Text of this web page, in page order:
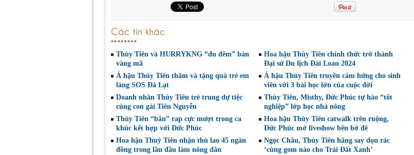
Các tin khác
Thùy Tiên và HURRYKNG “đu đêm” bán
vàng mã
Hoa hậu Thùy Tiên chính thức trở thành
Đại sứ Du lịch Đài Loan 2024
Á hậu Thủy Tiên thăm và tặng quà trẻ em
làng SOS Đà Lạt
Á hậu Thủy Tiên truyền cảm hứng cho sinh
viên với 3 bài học lớn của cuộc đời
Doanh nhân Thủy Tiên trẻ trung dự tiệc
cùng con gái Tiên Nguyễn
Thùy Tiên, Misthy, Đức Phúc tự hào “tốt
nghiệp” lớp học nhà nông
Thùy Tiên “bắn” rap cực mượt trong ca
khúc kết hợp với Đức Phúc
Hoa hậu Thùy Tiên catwalk trên ruộng,
Đức Phúc mở liveshow bên bờ đê
Hoa hậu Thuỳ Tiên nhận thù lao 45 ngàn
đồng trong lần đầu làm nông dân
Ngọc Châu, Thủy Tiên hăng say dọn rác
‘cùng gom nào cho Trái Đất Xanh’